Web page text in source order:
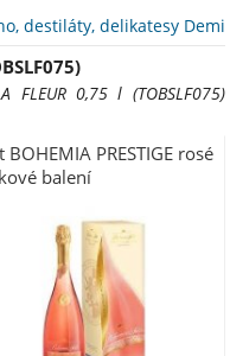
destiláty, delikatesy Demi
FLEUR 0,75 l (TOBSLF075)
BOHEMIA PRESTIGE rosé
balení